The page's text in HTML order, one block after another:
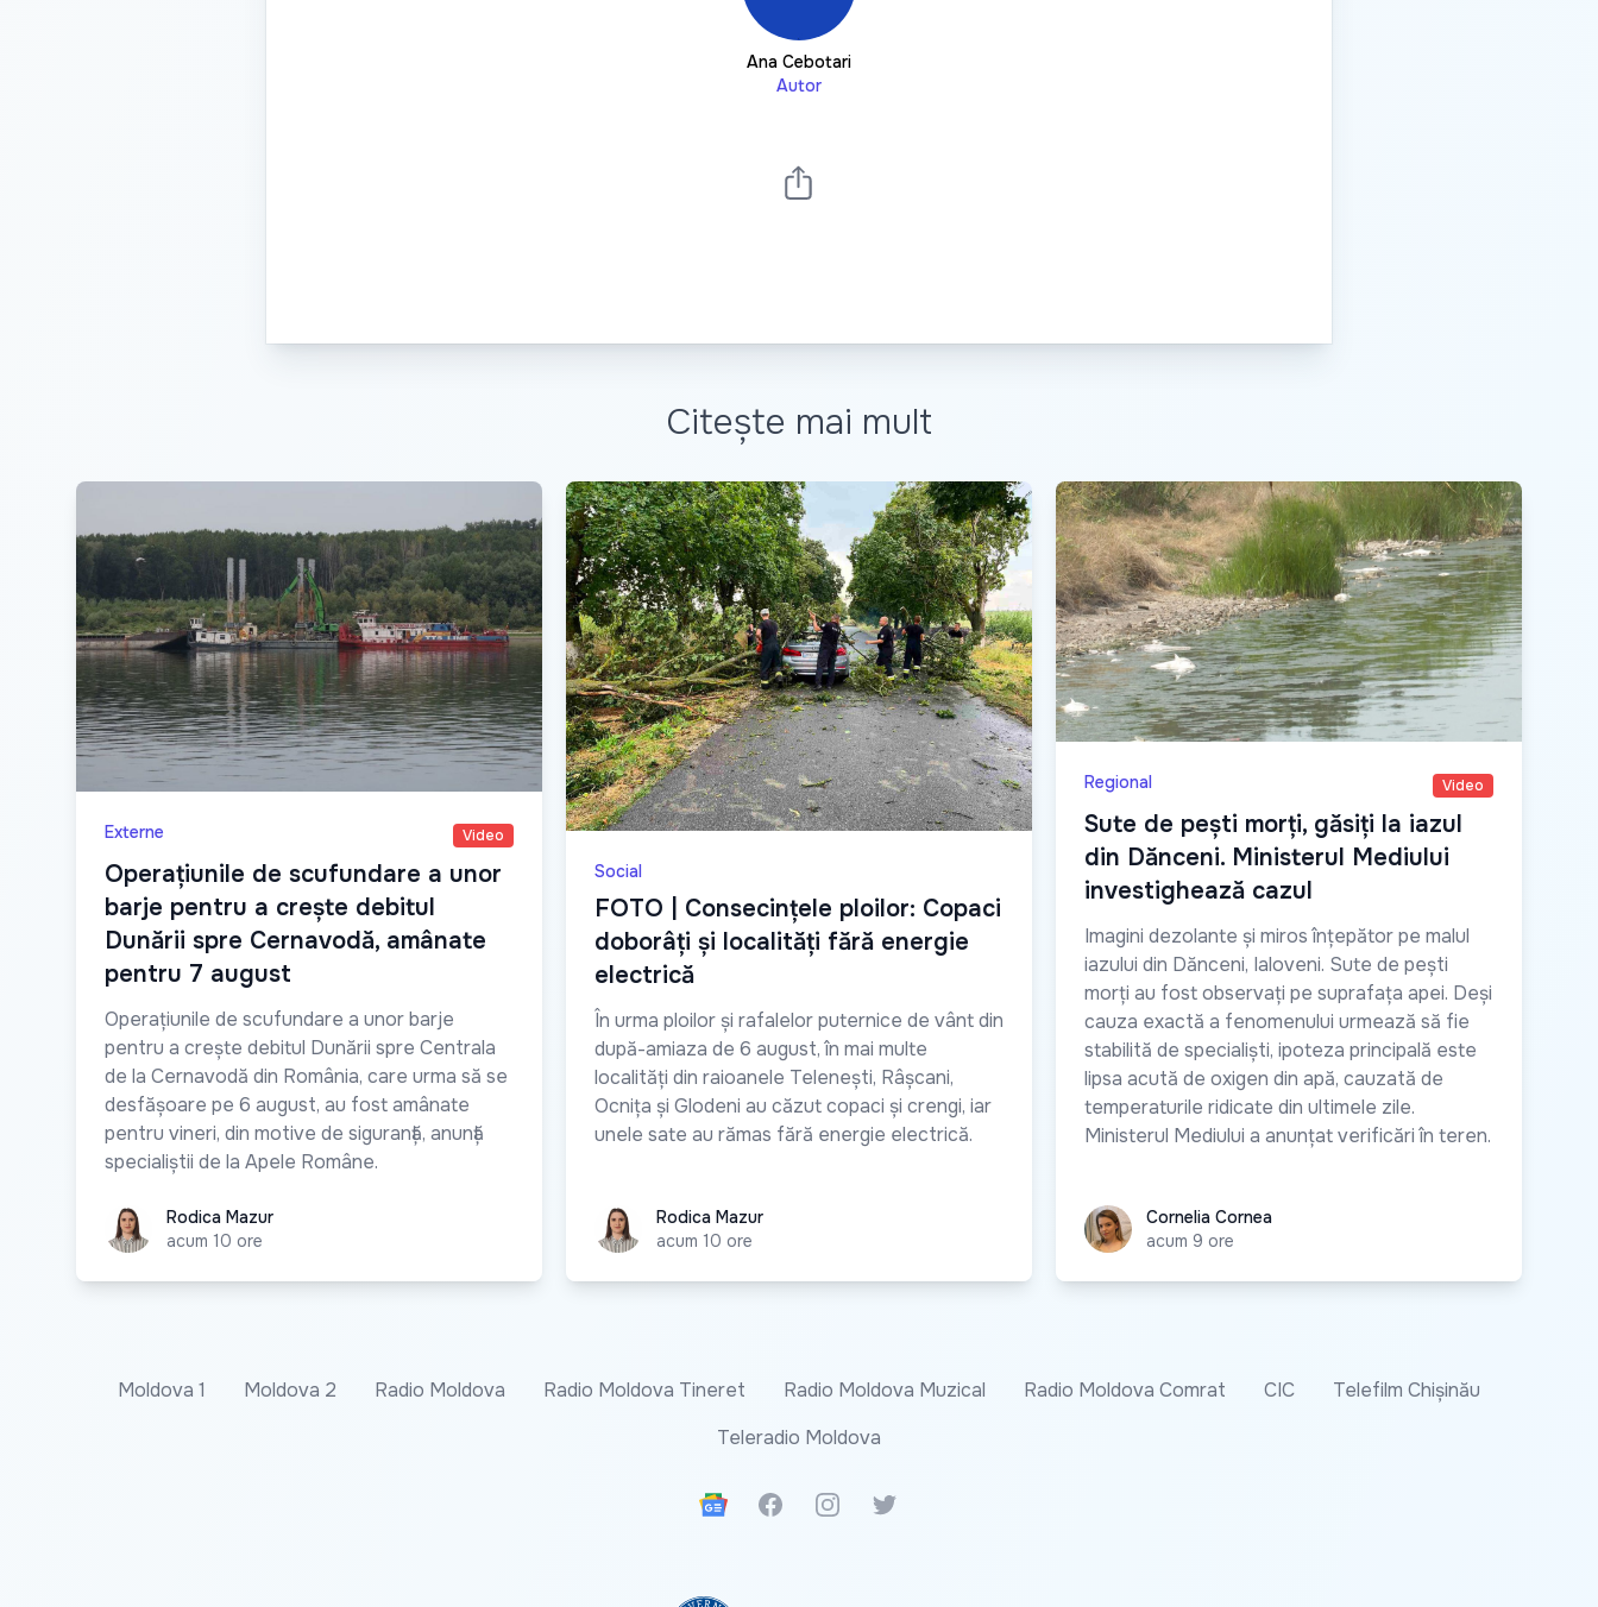
Ana Cebotari
Autor
Citește mai mult
Externe Video
Operațiunile de scufundare a unor
barje pentru a crește debitul
Dunării spre Cernavodă, amânate
pentru 7 august
Operațiunile de scufundare a unor barje
pentru a crește debitul Dunării spre Centrala
de la Cernavodă din România, care urma să se
desfășoare pe 6 august, au fost amânate
pentru vineri, din motive de siguranță, anunță
specialiștii de la Apele Române.
Rodica MazurRodica Mazur
acum 10 ore
Social
FOTO | Consecințele ploilor: Copaci
doborâți și localități fără energie
electrică
În urma ploilor și rafalelor puternice de vânt din
după-amiaza de 6 august, în mai multe
localități din raioanele Telenești, Râșcani,
Ocnița și Glodeni au căzut copaci și crengi, iar
unele sate au rămas fără energie electrică.
Rodica MazurRodica Mazur
acum 10 ore
Regional Video
Sute de pești morți, găsiți la iazul
din Dănceni. Ministerul Mediului
investighează cazul
Imagini dezolante și miros înțepător pe malul
iazului din Dănceni, Ialoveni. Sute de pești
morți au fost observați pe suprafața apei. Deși
cauza exactă a fenomenului urmează să fie
stabilită de specialiști, ipoteza principală este
lipsa acută de oxigen din apă, cauzată de
temperaturile ridicate din ultimele zile.
Ministerul Mediului a anunțat verificări în teren.
Cornelia Cornea
Cornelia Cornea
acum 9 ore
Moldova 1 Moldova 2 Radio Moldova Radio Moldova Tineret Radio Moldova Muzical Radio Moldova Comrat CIC
Telefilm Chișinău
Teleradio Moldova
Google News
FacebookInstagramTwitter